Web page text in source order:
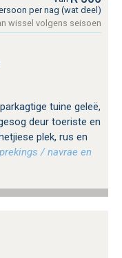
per nag (wat deel)
wissel volgens seisoen
tuine geleë,
deur toeriste en
plek, rus en
/ navrae en